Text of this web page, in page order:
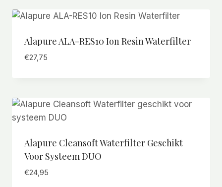
Alapure ALA-RES10 Ion Resin Waterfilter
€27,75
Alapure Cleansoft Waterfilter Geschikt
Voor Systeem DUO
€24,95